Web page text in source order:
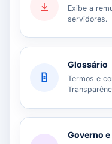
Exibe a
servidores.
Glossário
Termos e
Governo